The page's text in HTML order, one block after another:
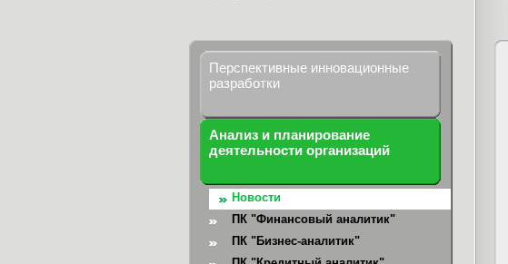
Перспективные инновационные
разработки
Анализ и планирование
деятельности организаций
Новости
ПК "Финансовый аналитик"
ПК "Бизнес-аналитик"